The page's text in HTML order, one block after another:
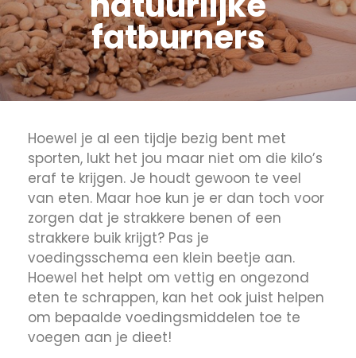
fatburners
Hoewel je al een tijdje bezig bent met
sporten, lukt het jou maar niet om die kilo’s
eraf te krijgen. Je houdt gewoon te veel
van eten. Maar hoe kun je er dan toch voor
zorgen dat je strakkere benen of een
strakkere buik krijgt? Pas je
voedingsschema een klein beetje aan.
Hoewel het helpt om vettig en ongezond
eten te schrappen, kan het ook juist helpen
om bepaalde voedingsmiddelen toe te
voegen aan je dieet!